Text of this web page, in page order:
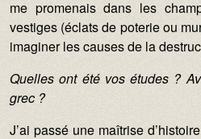
me promenais dans les
vestiges (éclats de poterie ou
imaginer les causes de la
Quelles ont été vos études ?
grec ?
J’ai passé une maîtrise